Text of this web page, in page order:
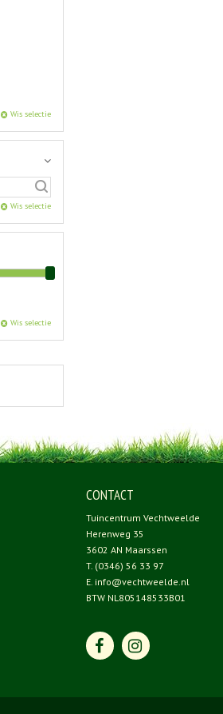
Wis selectie
Wis selectie
Wis selectie
CONTACT
Tuincentrum Vechtweelde
Herenweg 35
3602 AN Maarssen
T. (0346) 56 33 97
E. info@vechtweelde.nl
BTW NL805148533B01